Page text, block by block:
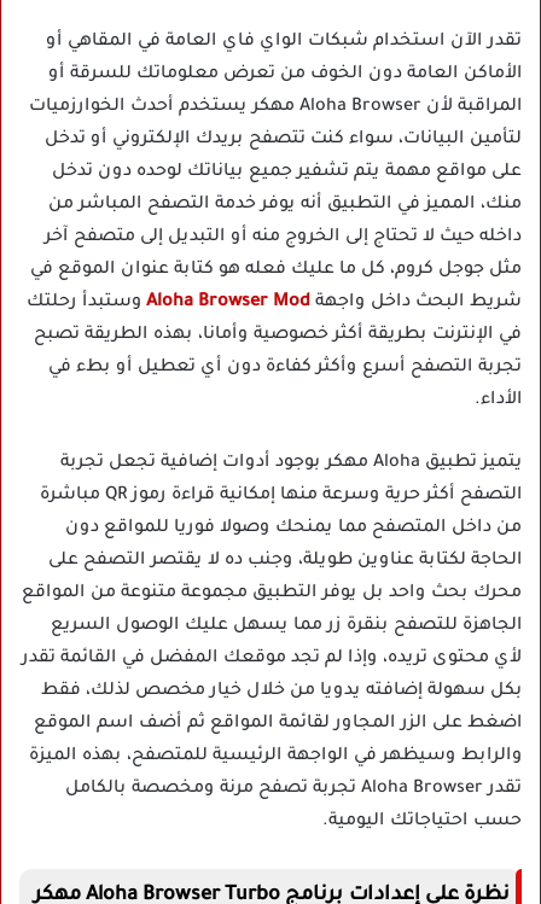
تقدر الآن استخدام شبكات الواي فاي العامة في المقاهي أو
الأماكن العامة دون الخوف من تعرض معلوماتك للسرقة أو
المراقبة لأن Aloha Browser مهكر يستخدم أحدث الخوارزميات
لتأمين البيانات، سواء كنت تتصفح بريدك الإلكتروني أو تدخل
على مواقع مهمة يتم تشفير جميع بياناتك لوحده دون تدخل
منك، المميز في التطبيق أنه يوفر خدمة التصفح المباشر من
داخله حيث لا تحتاج إلى الخروج منه أو التبديل إلى متصفح آخر
مثل جوجل كروم، كل ما عليك فعله هو كتابة عنوان الموقع في
شريط البحث داخل واجهة Aloha Browser Mod وستبدأ رحلتك
في الإنترنت بطريقة أكثر خصوصية وأمانا، بهذه الطريقة تصبح
تجربة التصفح أسرع وأكثر كفاءة دون أي تعطيل أو بطء في
الأداء.
يتميز تطبيق Aloha مهكر بوجود أدوات إضافية تجعل تجربة
التصفح أكثر حرية وسرعة منها إمكانية قراءة رموز QR مباشرة
من داخل المتصفح مما يمنحك وصولا فوريا للمواقع دون
الحاجة لكتابة عناوين طويلة، وجنب ده لا يقتصر التصفح على
محرك بحث واحد بل يوفر التطبيق مجموعة متنوعة من المواقع
الجاهزة للتصفح بنقرة زر مما يسهل عليك الوصول السريع
لأي محتوى تريده، وإذا لم تجد موقعك المفضل في القائمة تقدر
بكل سهولة إضافته يدويا من خلال خيار مخصص لذلك، فقط
اضغط على الزر المجاور لقائمة المواقع ثم أضف اسم الموقع
والرابط وسيظهر في الواجهة الرئيسية للمتصفح، بهذه الميزة
تقدرAloha Browser تجربة تصفح مرنة ومخصصة بالكامل
حسب احتياجاتك اليومية.
نظرة على إعدادات برنامج Aloha Browser Turbo مهكر